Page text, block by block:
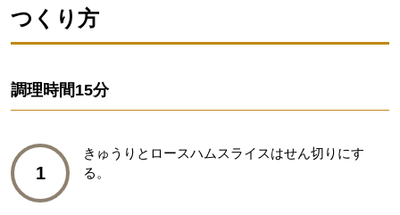
つくり方
調理時間15分
1
きゅうりとロースハムスライスはせん切りにす
る。